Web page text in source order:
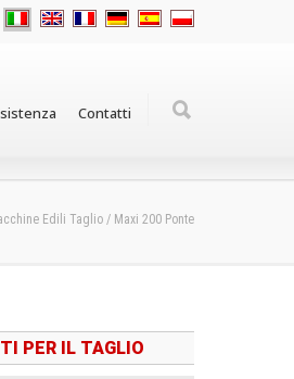
Contatti
Edili Taglio / Maxi 200 Ponte
PER IL TAGLIO